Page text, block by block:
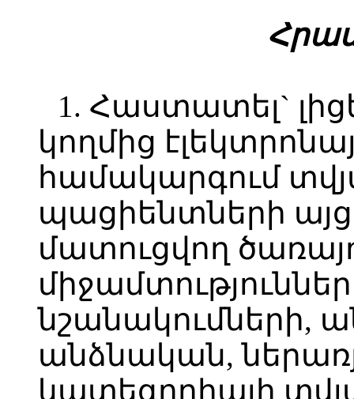
Հ
1. Հաստատել`
կողմից
համակարգում
պացիենտների
մատուցվող
նշանակումների,
անձնական,
կատեգորիայի